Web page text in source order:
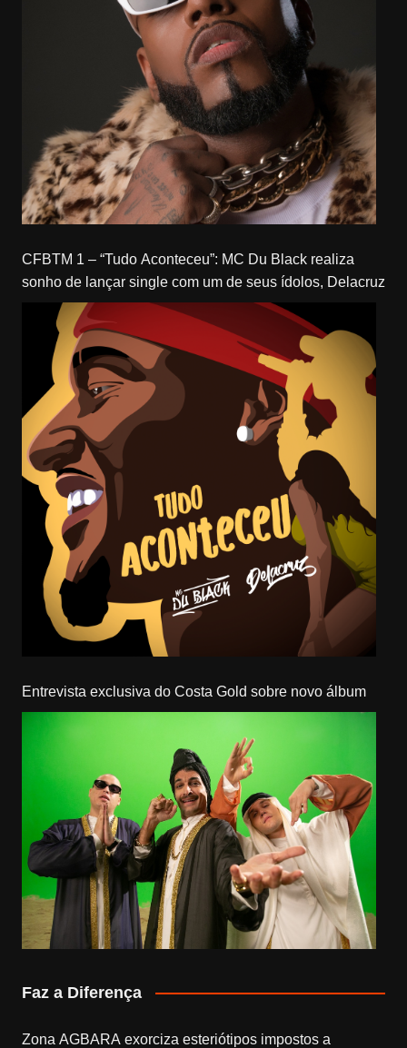
CFBTM 1 – “Tudo Aconteceu”: MC Du Black realiza
sonho de lançar single com um de seus ídolos, Delacruz
Entrevista exclusiva do Costa Gold sobre novo álbum
Faz a Diferença
Zona AGBARA exorciza esteriótipos impostos a